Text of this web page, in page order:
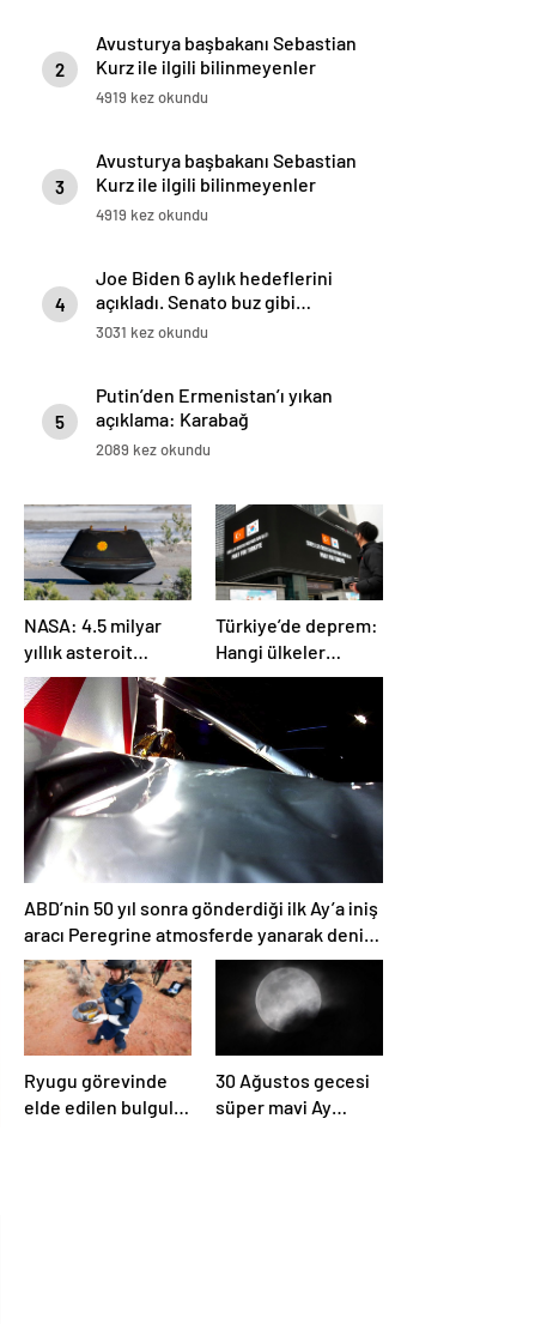
2
Avusturya başbakanı Sebastian
Kurz ile ilgili bilinmeyenler
4919 kez okundu
3
Avusturya başbakanı Sebastian
Kurz ile ilgili bilinmeyenler
4919 kez okundu
4
Joe Biden 6 aylık hedeflerini
açıkladı. Senato buz gibi…
3031 kez okundu
5
Putin’den Ermenistan’ı yıkan
açıklama: Karabağ
Azerbaycan’ın ayrılmaz bir
2089 kez okundu
NASA: 4.5 milyar
yıllık asteroit
örnekleri Dünya’ya
getirildi; yaşamın
başlangıcına ışık
tutabilir
Türkiye’de deprem:
Hangi ülkeler
yardım ediyor?
ABD’nin 50 yıl sonra gönderdiği ilk Ay’a iniş
aracı Peregrine atmosferde yanarak denize
düştü
Ryugu görevinde
elde edilen bulgular
30 Ağustos gecesi
süper mavi Ay